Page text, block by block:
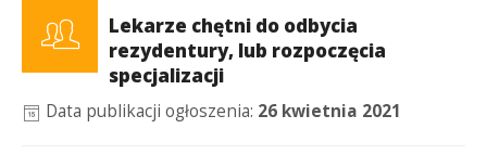
Lekarze chętni do odbycia
rezydentury, lub rozpoczęcia
specjalizacji
Data publikacji ogłoszenia: 26 kwietnia 2021